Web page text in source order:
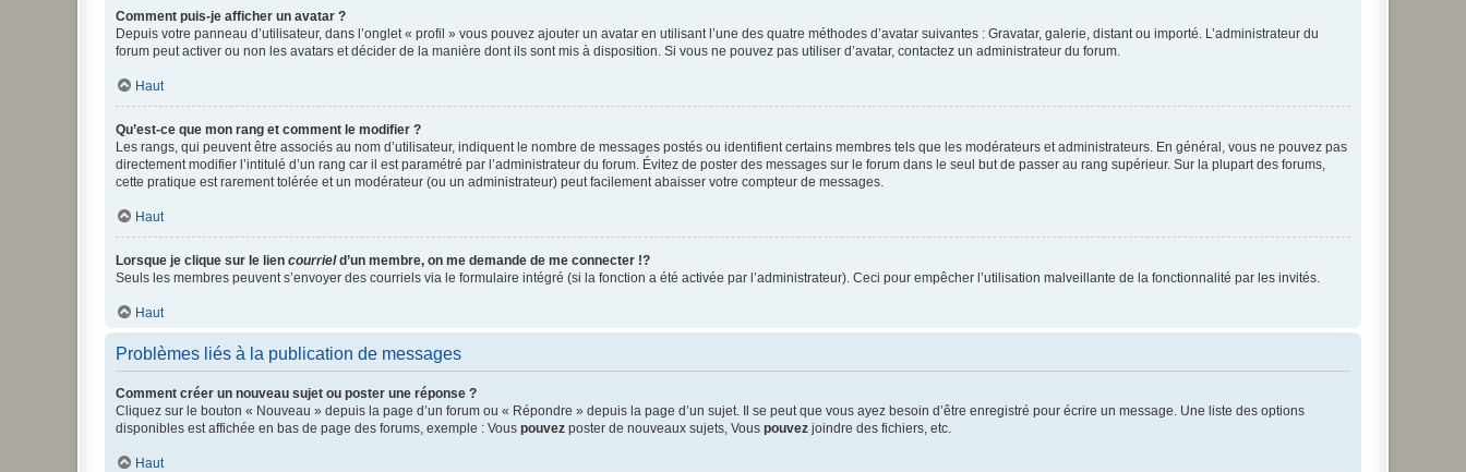
Comment puis-je afficher un avatar ?
Depuis votre panneau d’utilisateur, dans l’onglet « profil » vous pouvez ajouter un avatar en utilisant l’une des quatre méthodes d’avatar suivantes : Gravatar, galerie, distant ou importé. L’administrateur du
forum peut activer ou non les avatars et décider de la manière dont ils sont mis à disposition. Si vous ne pouvez pas utiliser d’avatar, contactez un administrateur du forum.
Haut
Qu’est-ce que mon rang et comment le modifier ?
Les rangs, qui peuvent être associés au nom d’utilisateur, indiquent le nombre de messages postés ou identifient certains membres tels que les modérateurs et administrateurs. En général, vous ne pouvez pas
directement modifier l’intitulé d’un rang car il est paramétré par l’administrateur du forum. Évitez de poster des messages sur le forum dans le seul but de passer au rang supérieur. Sur la plupart des forums,
cette pratique est rarement tolérée et un modérateur (ou un administrateur) peut facilement abaisser votre compteur de messages.
Haut
Lorsque je clique sur le lien courrield’un membre, on me demande de me connecter !?
Seuls les membres peuvent s’envoyer des courriels via le formulaire intégré (si la fonction a été activée par l’administrateur). Ceci pour empêcher l’utilisation malveillante de la fonctionnalité par les invités.
Haut
Problèmes liés à la publication de messages
Comment créer un nouveau sujet ou poster une réponse ?
Cliquez sur le bouton « Nouveau » depuis la page d’un forum ou « Répondre » depuis la page d’un sujet. Il se peut que vous ayez besoin d’être enregistré pour écrire un message. Une liste des options
disponibles est affichée en bas de page des forums, exemple : Vous pouvez poster de nouveaux sujets, Vous pouvez joindre des fichiers, etc.
Haut